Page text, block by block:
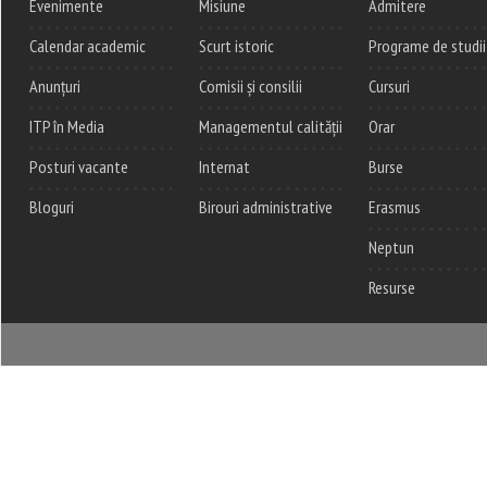
Evenimente
Calendar academic
Anunțuri
ITP în Media
Posturi vacante
Bloguri
Misiune
Scurt istoric
Comisii și consilii
Managementul calității
Internat
Birouri administrative
Admitere
Programe de studii
Cursuri
Orar
Burse
Erasmus
Neptun
Resurse